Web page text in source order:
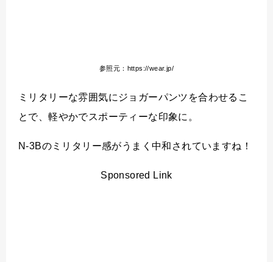
参照元：https://wear.jp/
ミリタリーな雰囲気にジョガーパンツを合わせるこ
とで、軽やかでスポーティーな印象に。
N-3Bのミリタリー感がうまく中和されていますね！
Sponsored Link